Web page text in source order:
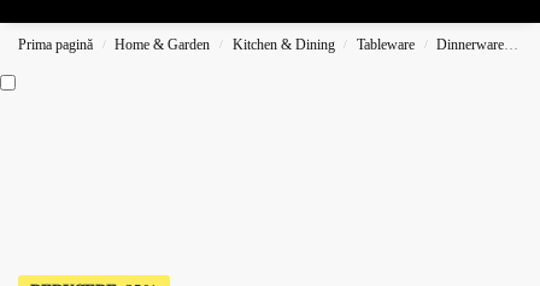
Prima pagină / Home & Garden / Kitchen & Dining / Tableware / Dinnerware